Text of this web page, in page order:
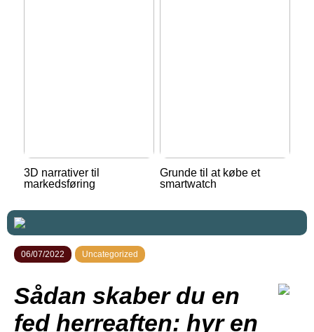
3D narrativer til
markedsføring
Grunde til at købe et
smartwatch
06/07/2022 Uncategorized
Sådan skaber du en
fed herreaften: hyr en